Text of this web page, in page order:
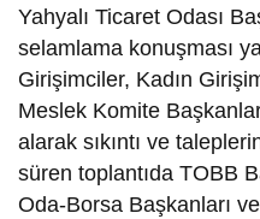
Yahyalı Ticaret Odası
selamlama konuşması
Girişimciler, Kadın
Meslek Komite
alarak sıkıntı ve
süren toplantıda TOBB
Oda-Borsa Başkanları